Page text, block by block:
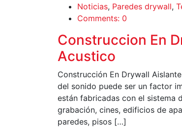
Noticias, Paredes drywall,
Comments: 0
Construccion En
Acustico
Construcción En Drywall
del sonido puede ser un factor
están fabricadas con el sistema
grabación, cines, edificios de
paredes, pisos […]